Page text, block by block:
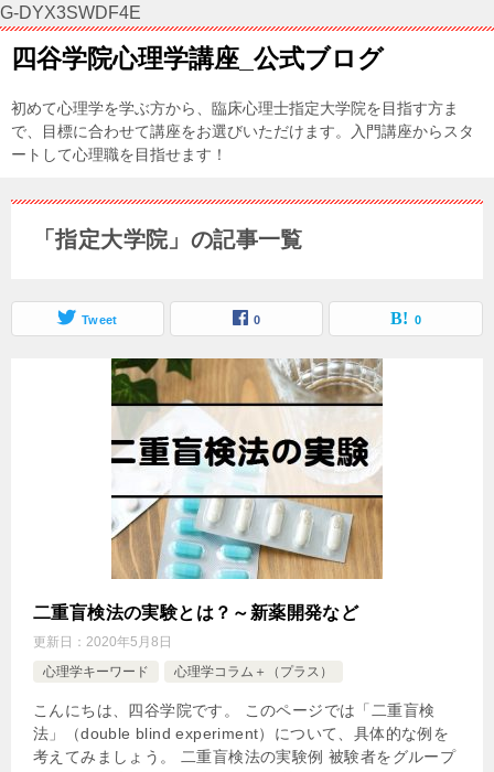
G-DYX3SWDF4E
四谷学院心理学講座_公式ブログ
初めて心理学を学ぶ方から、臨床心理士指定大学院を目指す方ま
で、目標に合わせて講座をお選びいただけます。入門講座からスタ
ートして心理職を目指せます！
「指定大学院」の記事一覧
Tweet 0 0
二重盲検法の実験とは？～新薬開発など
更新日： 2020年5月8日
心理学キーワード
心理学コラム＋（プラス）
こんにちは、四谷学院です。 このページでは「二重盲検
法」（double blind experiment）について、具体的な例を
考えてみましょう。 二重盲検法の実験例 被験者をグループ